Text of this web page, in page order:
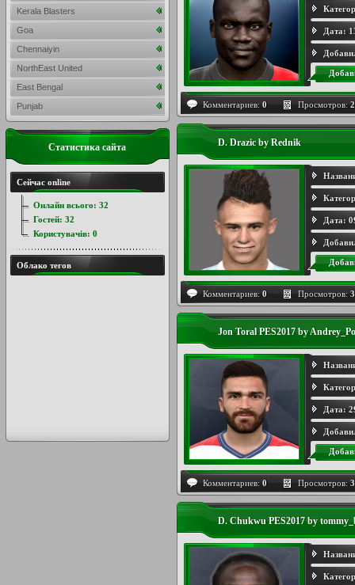
Дата:
Комментариев: 0 Просмотров:
D. Drazic by Rednik
Дата:
Комментариев: 0 Просмотров:
Jon Toral PES2017 by
Дата:
Комментариев: 0 Просмотров:
D. Chukwu PES2017 by
Kerala Blasters
Goa
Chennaiyin
NorthEast United
East Bengal
Punjab
Статистика сайта
Сейчас online
Онлайн всього: 32
Гостей: 32
Користувачів: 0
Облако тегов